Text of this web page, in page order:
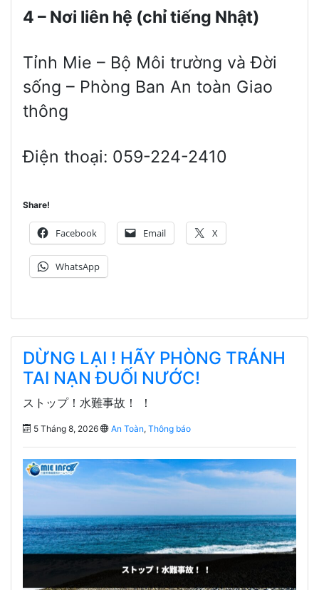
4 – Nơi liên hệ (chỉ tiếng Nhật)
Tỉnh Mie – Bộ Môi trường và Đời
sống – Phòng Ban An toàn Giao
thông
Điện thoại: 059-224-2410
Share!
Facebook Email X
WhatsApp
DỪNG LẠI ! HÃY PHÒNG TRÁNH
TAI NẠN ĐUỐI NƯỚC!
ストップ！水難事故！ ！
5 Tháng 8, 2026 An Toàn, Thông báo